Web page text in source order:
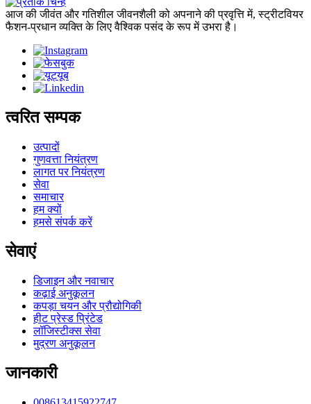
आज की जीवंत और गतिशील जीवनशैली को अपनाने की प्रवृत्ति में, स्ट्रीटवियर
फैशन-प्रधान व्यक्ति के लिए वैश्विक पसंद के रूप में उभरा है।
त्वरित सम्पक
उत्पादों
गुणवत्ता नियंत्रण
लागत पर नियंत्रण
सेवा
समाचार
हम क्यों
हमसे संपर्क करें
सेवाएं
डिजाइन और नवाचार
कढ़ाई अनुकूलन
कपड़ा चयन और प्रौद्योगिकी
हीट प्रेस्ड प्रिंटेड
लॉजिस्टीक्स सेवा
मुद्रण अनुकूलन
जानकारी